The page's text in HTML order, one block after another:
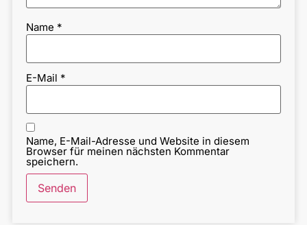
Name *
E-Mail *
Name, E-Mail-Adresse und Website in diesem
Browser für meinen nächsten Kommentar
speichern.